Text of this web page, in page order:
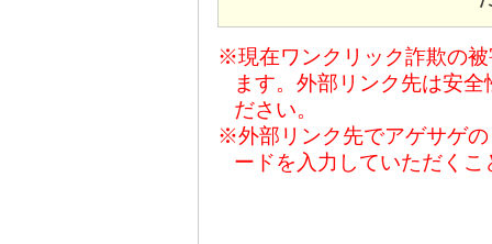
※現在ワンクリック詐欺の
ます。外部リンク先は安
ださい。
※外部リンク先でアゲサゲ
ードを入力していただく